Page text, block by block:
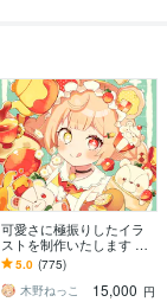
可愛さに極振りしたイラ
ストを制作いたします ★
商用利用＆二次利用込
み！ミニキャラは小物２
点まで無料！★
5.0 (775)
木野ねっこ
15,000 円